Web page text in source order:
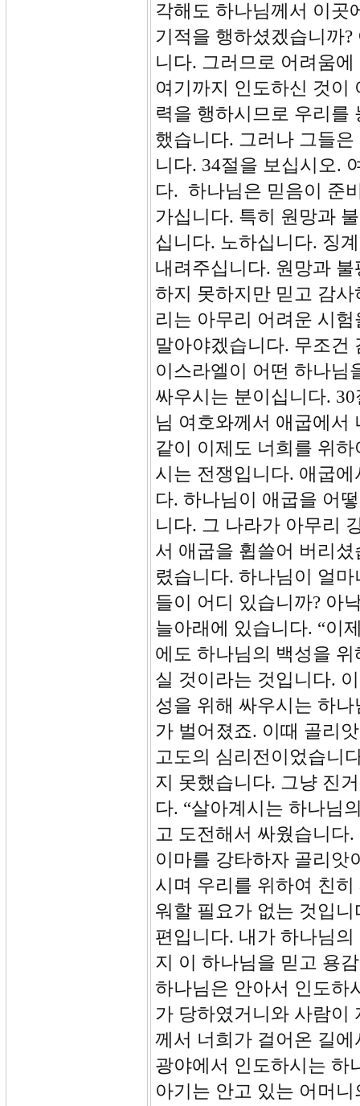
각해도 하나님께서 이곳
기적을 행하셨겠습니까
니다. 그러므로 어려움
여기까지 인도하신 것이
력을 행하시므로 우리를
했습니다. 그러나 그들
니다. 34절을 보십시오.
다. 하나님은 믿음이 준
가십니다. 특히 원망과
십니다. 노하십니다. 징
내려주십니다. 원망과
하지 못하지만 믿고 감
리는 아무리 어려운 시
말아야겠습니다. 무조건
이스라엘이 어떤 하나님
싸우시는 분이십니다.
님 여호와께서 애굽에서
같이 이제도 너희를 위
시는 전쟁입니다. 애굽
다. 하나님이 애굽을 어
니다. 그 나라가 아무리
서 애굽을 휩쓸어 버리
렸습니다. 하나님이 얼
들이 어디 있습니까? 아
늘아래에 있습니다. “이
에도 하나님의 백성을
실 것이라는 것입니다.
성을 위해 싸우시는 하
가 벌어졌죠. 이때 골리
고도의 심리전이었습니
지 못했습니다. 그냥 진
다. “살아계시는 하나님
고 도전해서 싸웠습니다
이마를 강타하자 골리앗
시며 우리를 위하여 친
워할 필요가 없는 것입
편입니다. 내가 하나님
지 이 하나님을 믿고 용
하나님은 안아서 인도하
가 당하였거니와 사람이
께서 너희가 걸어온 길
광야에서 인도하시는 하
아기는 안고 있는 어머